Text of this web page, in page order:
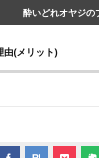
酔いどれオヤジの
(メリット)